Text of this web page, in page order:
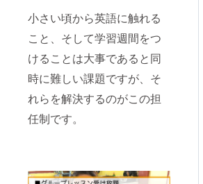
小さい頃から英語に触れる
こと、そして学習週間をつ
けることは大事であると同
時に難しい課題ですが、そ
れらを解決するのがこの担
任制です。